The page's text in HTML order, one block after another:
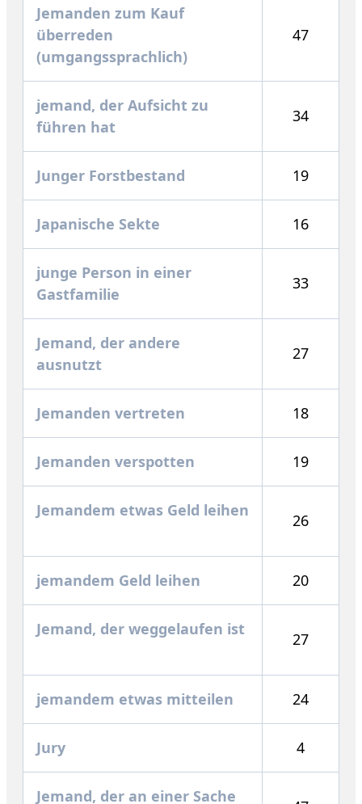
Jemanden zum Kauf
überreden
(umgangssprachlich)
47
jemand, der Aufsicht zu
führen hat
34
Junger Forstbestand 19
Japanische Sekte 16
junge Person in einer
Gastfamilie
33
Jemand, der andere
ausnutzt
27
Jemanden vertreten 18
Jemanden verspotten 19
Jemandem etwas Geld leihen
26
jemandem Geld leihen 20
Jemand, der weggelaufen ist
27
jemandem etwas mitteilen 24
Jury 4
Jemand, der an einer Sache